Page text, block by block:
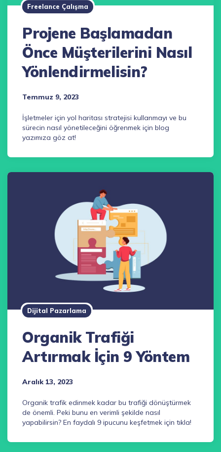
Freelance Çalışma
Projene Başlamadan
Önce Müşterilerini Nasıl
Yönlendirmelisin?
Temmuz 9, 2023
İşletmeler için yol haritası stratejisi kullanmayı ve bu
sürecin nasıl yönetileceğini öğrenmek için blog
yazımıza göz at!
Dijital Pazarlama
Organik Trafiği
Artırmak İçin 9 Yöntem
Aralık 13, 2023
Organik trafik edinmek kadar bu trafiği dönüştürmek
de önemli. Peki bunu en verimli şekilde nasıl
yapabilirsin? En faydalı 9 ipucunu keşfetmek için tıkla!